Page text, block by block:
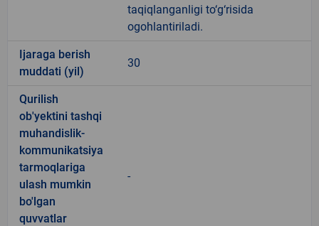
taqiqlanganligi to‘g‘risida
ogohlantiriladi.
Ijaraga berish
muddati (yil)
30
Qurilish
ob'yektini tashqi
muhandislik-
kommunikatsiya
tarmoqlariga
ulash mumkin
bo'lgan
quvvatlar
-